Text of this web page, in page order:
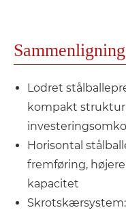
Lodret
kompakt
Horisontal
fremføring,
kapacitet